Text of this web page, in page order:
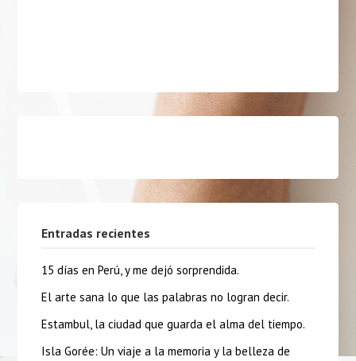
Entradas recientes
15 días en Perú, y me dejó sorprendida.
El arte sana lo que las palabras no logran decir.
Estambul, la ciudad que guarda el alma del tiempo.
Isla Gorée: Un viaje a la memoria y la belleza de